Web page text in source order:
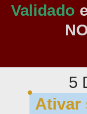
Validado
5
Ativar